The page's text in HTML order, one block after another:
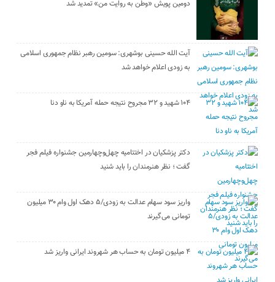
دومین پویش «وطن به روایت من» تمدید شد
آیت الله حسینی بوشهری: سومین رهبر نظام جمهوری اسلامی
به زودی اعلام خواهد شد
۱۰۴ شهید و ۳۲ مجروح نتیجه حمله آمریکا به ناو دنا
دکتر پزشکیان در اختتامیه چهل‌وچهارمین جشنواره فیلم فجر
گفت ؛ نظر هنرمندان را باید شنید
واریز سود سهام عدالت به زودی/۵ دهک اول وام ۳۰ میلیون
تومانی می‌گیرند
۴ میلیون تومان به حساب هر شهروند ایرانی واریز شد